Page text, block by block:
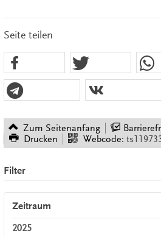
Seite teilen
Zum Seitenanfang
Drucken
Webcode:
Filter
Zeitraum
2025